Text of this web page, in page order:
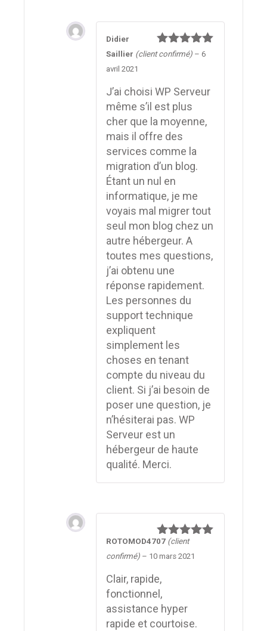
Note5sur
Didier
Saillier (client confirmé) – 6
avril 2021
J’ai choisi WP Serveur
même s’il est plus
cher que la moyenne,
mais il offre des
services comme la
migration d’un blog.
Étant un nul en
informatique, je me
voyais mal migrer tout
seul mon blog chez un
autre hébergeur. A
toutes mes questions,
j’ai obtenu une
réponse rapidement.
Les personnes du
support technique
expliquent
simplement les
choses en tenant
compte du niveau du
client. Si j’ai besoin de
poser une question, je
n’hésiterai pas. WP
Serveur est un
hébergeur de haute
qualité. Merci.
Note5sur
5
ROTOMOD4707 (client
confirmé) – 10 mars 2021
Clair, rapide,
fonctionnel,
assistance hyper
rapide et courtoise.